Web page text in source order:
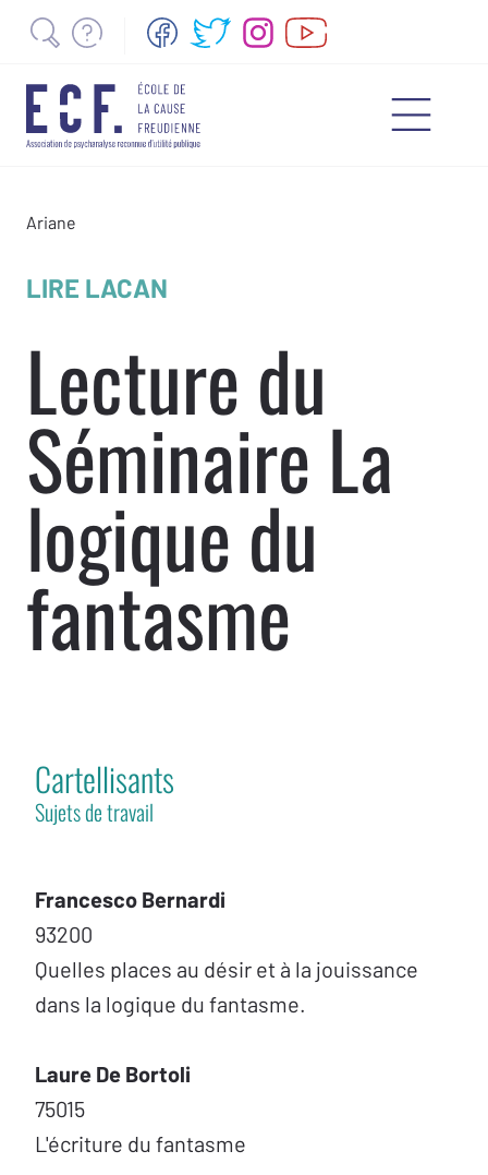
Ariane
LIRE LACAN
Lecture du
Séminaire La
logique du
fantasme
Cartellisants
Sujets de travail
Francesco Bernardi
93200
Quelles places au désir et à la jouissance
dans la logique du fantasme.
Laure De Bortoli
75015
L'écriture du fantasme